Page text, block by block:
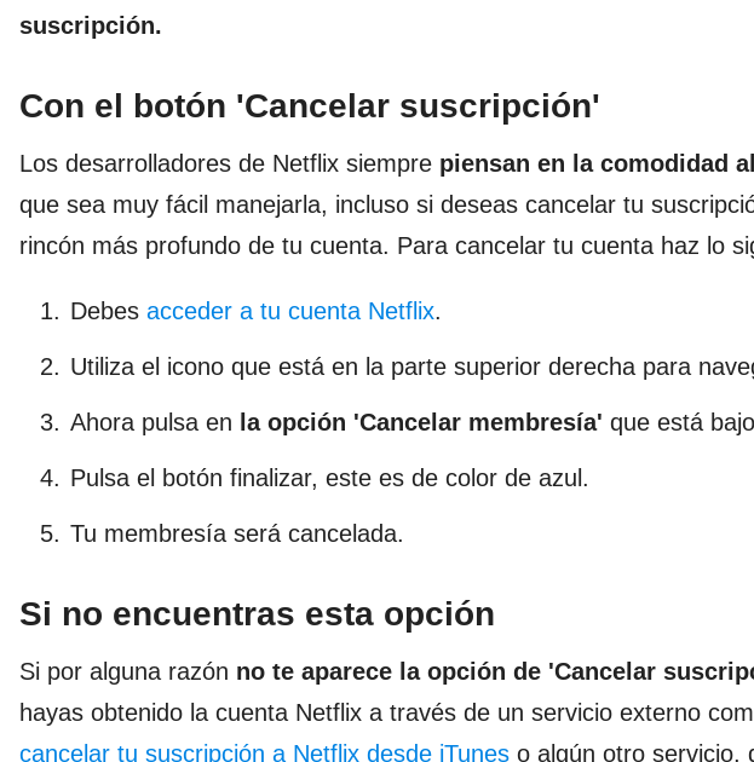
suscripción.
Con el botón 'Cancelar suscripción'
Los desarrolladores de Netflix siempre piensan en la comodidad
que sea muy fácil manejarla, incluso si deseas cancelar tu
rincón más profundo de tu cuenta. Para cancelar tu cuenta haz lo
Debes acceder a tu cuenta Netflix.
Utiliza el icono que está en la parte superior derecha para
Ahora pulsa en la opción 'Cancelar membresía' que está
Pulsa el botón finalizar, este es de color de azul.
Tu membresía será cancelada.
Si no encuentras esta opción
Si por alguna razón no te aparece la opción de 'Cancelar
hayas obtenido la cuenta Netflix a través de un servicio externo
cancelar tu suscripción a Netflix desde iTunes o algún otro servicio,